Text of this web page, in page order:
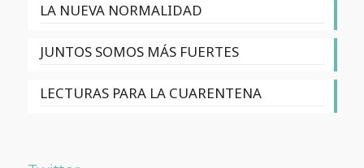
LA NUEVA NORMALIDAD
JUNTOS SOMOS MÁS FUERTES
LECTURAS PARA LA CUARENTENA